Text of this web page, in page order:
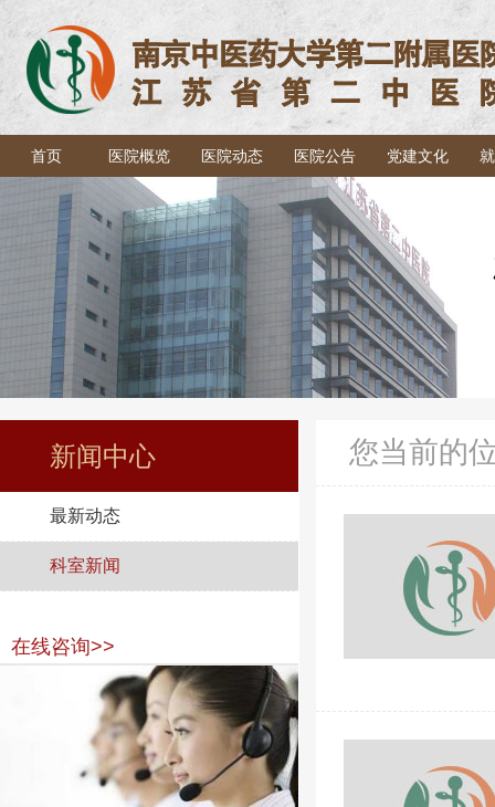
首页 医院概览 医院动态 医院公告 党建文化
新闻中心
最新动态
科室新闻
在线咨询>>
您当前的